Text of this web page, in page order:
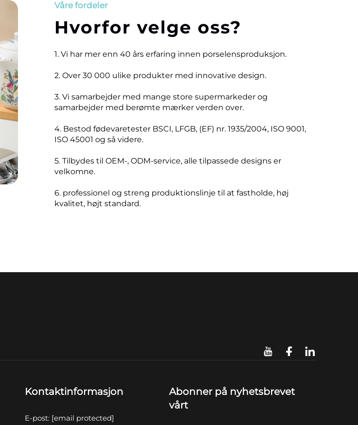
Våre fordeler
Hvorfor velge oss?
1. Vi har mer enn 40 års erfaring innen porselensproduksjon.
2. Over 30 000 ulike produkter med innovative design.
3. Vi samarbejder med mange store supermarkeder og
samarbejder med berømte mærker verden over.
4. Bestod fødevaretester BSCI, LFGB, (EF) nr. 1935/2004, ISO 9001,
ISO 45001 og så videre.
5. Tilbydes til OEM-, ODM-service, alle tilpassede designs er
velkomne.
6. professionel og streng produktionslinje til at fastholde, høj
kvalitet, højt standard.
Kontaktinformasjon
E-post: [email protected]
Abonner på nyhetsbrevet
vårt